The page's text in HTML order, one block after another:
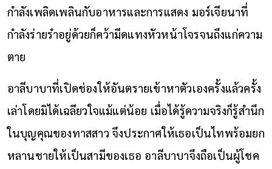
กำลังเพลิดเพลินกับอาหารและการแสดง มอร์เจียนาที่
กำลังร่ายรำอยู่ด้วยก็คว้ามีดแทงหัวหน้าโจรจนถึงแก่ความ
ตาย
อาลีบาบาที่เปิดช่องให้อันตรายเข้าหาตัวเองครั้งแล้วครั้ง
เล่าโดยมิได้เฉลียวใจแม้แต่น้อย เมื่อได้รู้ความจริงก็รู้สำนึก
ในบุญคุณของทาสสาว จึงประกาศให้เธอเป็นไทพร้อมยก
หลานชายให้เป็นสามีของเธอ อาลีบาบาจึงถือเป็นผู้โชค